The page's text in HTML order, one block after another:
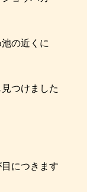
の近くに
つけました
につきます